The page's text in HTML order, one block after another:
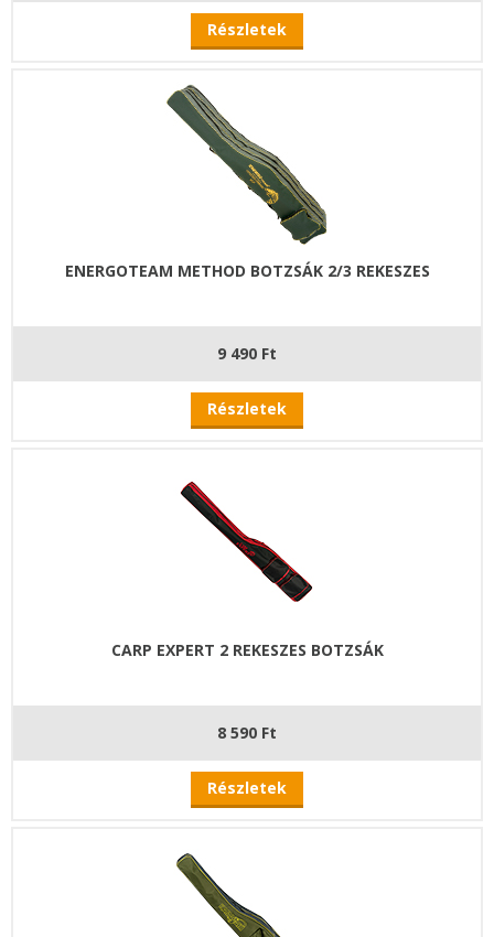
Részletek
ENERGOTEAM METHOD BOTZSÁK 2/3 REKESZES
9 490 Ft
Részletek
CARP EXPERT 2 REKESZES BOTZSÁK
8 590 Ft
Részletek